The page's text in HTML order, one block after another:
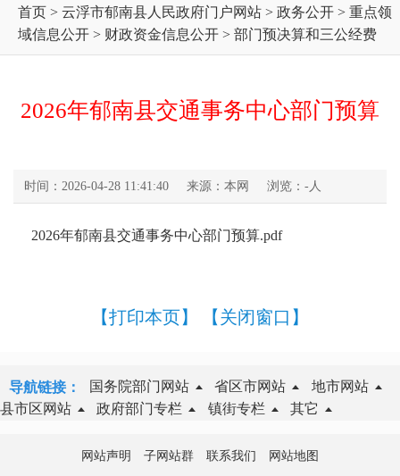
首页 > 云浮市郁南县人民政府门户网站 > 政务公开 > 重点领
域信息公开 > 财政资金信息公开 > 部门预决算和三公经费
2026年郁南县交通事务中心部门预算
时间：2026-04-28 11:41:40 来源：本网 浏览： - 人
2026年郁南县交通事务中心部门预算.pdf
【打印本页】 【关闭窗口】
导航链接： 国务院部门网站 省区市网站
地市网站
县市区网站
政府部门专栏 镇街专栏 其它
网站声明 子网站群 联系我们 网站地图